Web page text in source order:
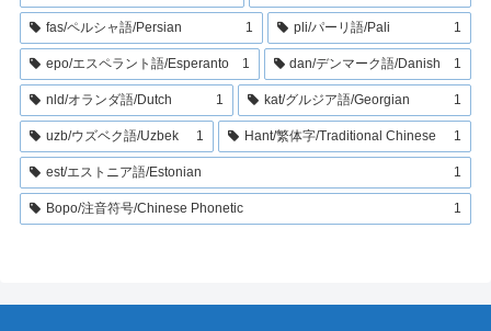
fas/ペルシャ語/Persian 1 pli/パーリ語/Pali 1
epo/エスペラント語/Esperanto 1 dan/デンマーク語/Danish 1
nld/オランダ語/Dutch 1 kat/グルジア語/Georgian 1
uzb/ウズベク語/Uzbek 1 Hant/繁体字/Traditional Chinese 1
est/エストニア語/Estonian 1
Bopo/注音符号/Chinese Phonetic 1